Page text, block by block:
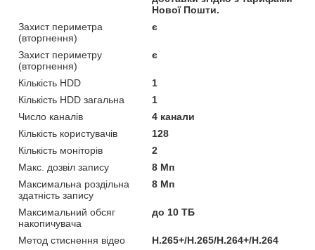
Нової Пошти.
Захист периметра
(вторгнення)
є
Захист периметру
(вторгнення)
є
Кількість HDD
1
Кількість HDD загальна
1
Число каналів
4 канали
Кількість користувачів
128
Кількість моніторів
2
Макс. дозвіл запису
8 Мп
Максимальна роздільна
здатність запису
8 Мп
Максимальний обсяг
накопичувача
до 10 ТБ
Метод стиснення відео
H.265+/H.265/H.264+/H.264